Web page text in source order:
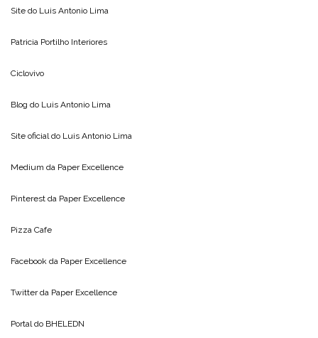
Site do Luis Antonio Lima
Patricia Portilho Interiores
Ciclovivo
Blog do Luis Antonio Lima
Site oficial do Luis Antonio Lima
Medium da Paper Excellence
Pinterest da Paper Excellence
Pizza Cafe
Facebook da Paper Excellence
Twitter da Paper Excellence
Portal do BHELEDN